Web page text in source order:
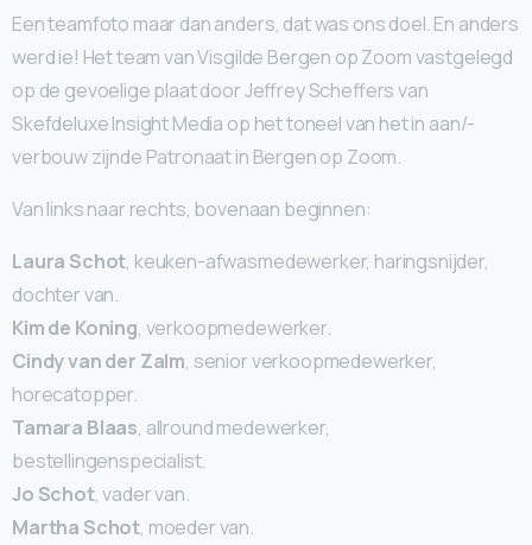
Een teamfoto maar dan anders, dat was ons doel. En anders
werd ie! Het team van Visgilde Bergen op Zoom vastgelegd
op de gevoelige plaat door Jeffrey Scheffers van
Skefdeluxe Insight Media op het toneel van het in aan/-
verbouw zijnde Patronaat in Bergen op Zoom.
Van links naar rechts, bovenaan beginnen:
Laura Schot, keuken-afwasmedewerker, haringsnijder,
dochter van.
Kim de Koning, verkoopmedewerker.
Cindy van der Zalm, senior verkoopmedewerker,
horecatopper.
Tamara Blaas, allround medewerker,
bestellingenspecialist.
Jo Schot, vader van.
Martha Schot, moeder van.